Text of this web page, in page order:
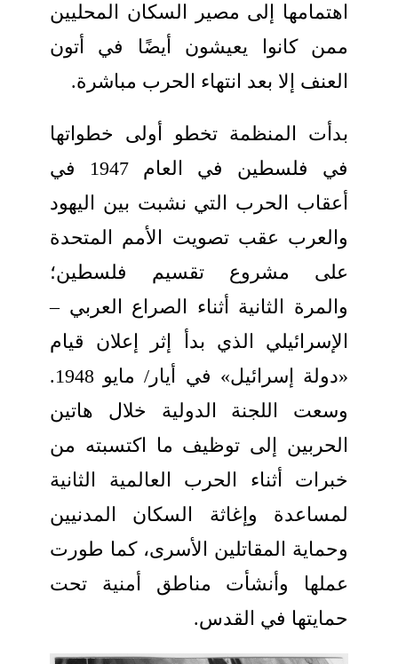
اهتمامها إلى مصير السكان المحليين
ممن كانوا يعيشون أيضًا في أتون
العنف إلا بعد انتهاء الحرب مباشرة.
بدأت المنظمة تخطو أولى خطواتها
في فلسطين في العام 1947 في
أعقاب الحرب التي نشبت بين اليهود
والعرب عقب تصويت الأمم المتحدة
على مشروع تقسيم فلسطين؛
والمرة الثانية أثناء الصراع العربي –
الإسرائيلي الذي بدأ إثر إعلان قيام
«دولة إسرائيل» في أيار/ مايو 1948.
وسعت اللجنة الدولية خلال هاتين
الحربين إلى توظيف ما اكتسبته من
خبرات أثناء الحرب العالمية الثانية
لمساعدة وإغاثة السكان المدنيين
وحماية المقاتلين الأسرى، كما طورت
عملها وأنشأت مناطق أمنية تحت
حمايتها في القدس.